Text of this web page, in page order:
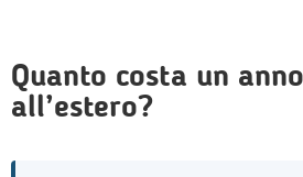
Quanto costa un
all’estero?